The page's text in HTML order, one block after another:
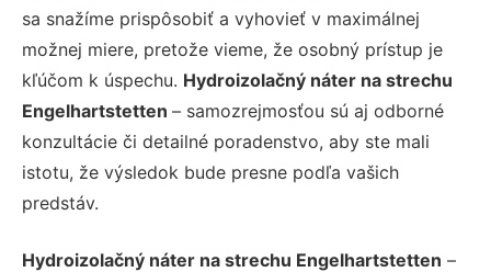
sa snažíme prispôsobiť a vyhovieť v maximálnej
možnej miere, pretože vieme, že osobný prístup je
kľúčom k úspechu. Hydroizolačný náter na strechu
Engelhartstetten – samozrejmosťou sú aj odborné
konzultácie či detailné poradenstvo, aby ste mali
istotu, že výsledok bude presne podľa vašich
predstáv.
Hydroizolačný náter na strechu Engelhartstetten –